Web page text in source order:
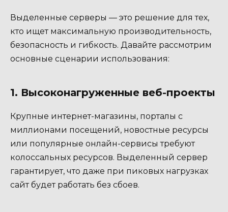
Выделенные серверы — это решение для тех,
кто ищет максимальную производительность,
безопасность и гибкость. Давайте рассмотрим
основные сценарии использования:
1. Высоконагруженные веб-проекты
Крупные интернет-магазины, порталы с
миллионами посещений, новостные ресурсы
или популярные онлайн-сервисы требуют
колоссальных ресурсов. Выделенный сервер
гарантирует, что даже при пиковых нагрузках
сайт будет работать без сбоев.